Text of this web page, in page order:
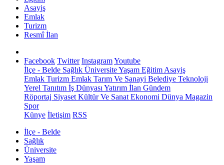
Asayiş
Emlak
Turizm
Resmî İlan
Facebook Twitter InstagramYoutube
İlçe - Belde Sağlık ÜniversiteYaşam Eğitim Asayiş
Emlak Turizm Emlak Tarım Ve Sanayi Belediye Teknoloji
Yerel Tanıtım İş Dünyası Yatırım İlan Gündem
Röportaj Siyaset Kültür Ve Sanat Ekonomi Dünya Magazin
Spor
Künye İletişim RSS
İlçe - Belde
Sağlık
Üniversite
Yaşam